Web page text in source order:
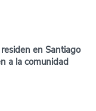
en Santiago
a la comunidad